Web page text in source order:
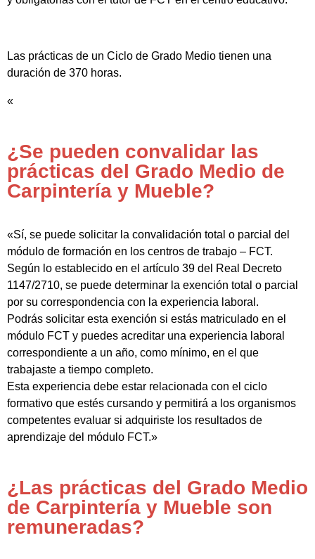
Las prácticas de un Ciclo de Grado Medio tienen una
duración de 370 horas.
«
¿Se pueden convalidar las
prácticas del Grado Medio de
Carpintería y Mueble?
«Sí, se puede solicitar la convalidación total o parcial del
módulo de formación en los centros de trabajo – FCT.
Según lo establecido en el artículo 39 del Real Decreto
1147/2710, se puede determinar la exención total o parcial
por su correspondencia con la experiencia laboral.
Podrás solicitar esta exención si estás matriculado en el
módulo FCT y puedes acreditar una experiencia laboral
correspondiente a un año, como mínimo, en el que
trabajaste a tiempo completo.
Esta experiencia debe estar relacionada con el ciclo
formativo que estés cursando y permitirá a los organismos
competentes evaluar si adquiriste los resultados de
aprendizaje del módulo FCT.»
¿Las prácticas del Grado Medio
de Carpintería y Mueble son
remuneradas?